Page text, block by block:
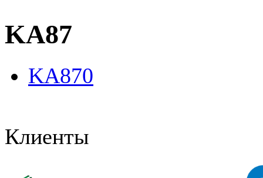
KA87
KA870
Клиенты